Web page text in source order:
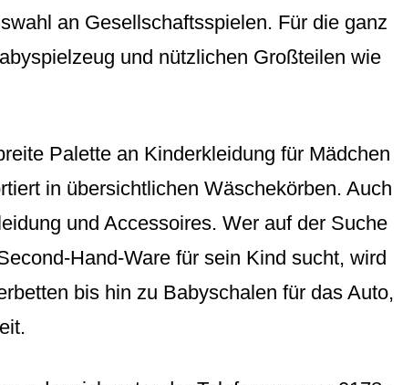
an Gesellschaftsspielen. Für die ganz
und nützlichen Großteilen wie
Palette an Kinderkleidung für Mädchen
in übersichtlichen Wäschekörben. Auch
und Accessoires. Wer auf der Suche
Hand-Ware für sein Kind sucht, wird
bis hin zu Babyschalen für das Auto,